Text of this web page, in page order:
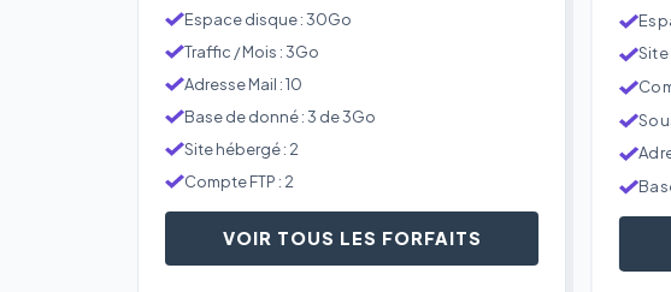
Espace disque : 30Go
Traffic / Mois : 3Go
Adresse Mail : 10
Base de donné : 3 de 3Go
Site hébergé : 2
Compte FTP : 2
VOIR TOUS LES FORFAITS
Site